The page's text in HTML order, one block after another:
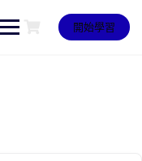
開始學習